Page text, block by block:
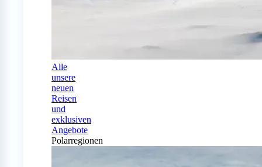
Alle
unsere
neuen
Reisen
und
exklusiven
Angebote
Polarregionen